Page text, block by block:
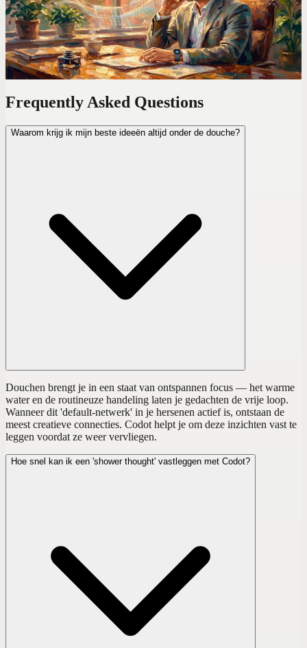
Na het testen van alle grote spraak-naar-tekst apps, vond ik er maar
één die spraakmemo's écht omzet in georganiseerde, doorzoekbare
notities.
Frequently Asked Questions
Waarom krijg ik mijn beste ideeën altijd onder de douche?
Douchen brengt je in een staat van ontspannen focus — het warme
water en de routineuze handeling laten je gedachten de vrije loop.
Wanneer dit 'default-netwerk' in je hersenen actief is, ontstaan de
meest creatieve connecties. Codot helpt je om deze inzichten vast te
leggen voordat ze weer vervliegen.
Hoe snel kan ik een 'shower thought' vastleggen met Codot?